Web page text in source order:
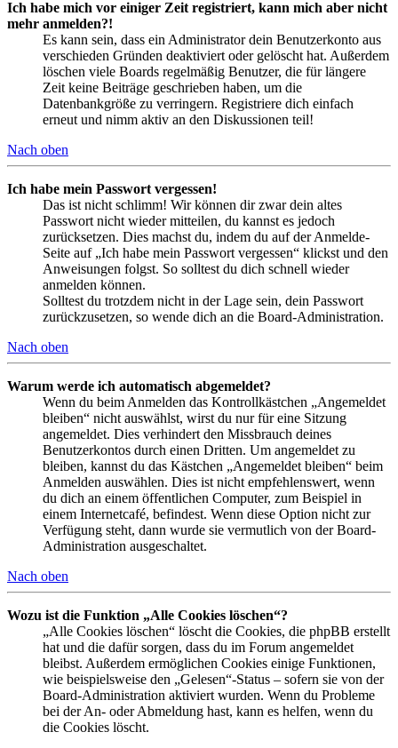
Ich habe mich vor einiger Zeit registriert, kann mich aber nicht
mehr anmelden?!
Es kann sein, dass ein Administrator dein Benutzerkonto aus
verschieden Gründen deaktiviert oder gelöscht hat. Außerdem
löschen viele Boards regelmäßig Benutzer, die für längere
Zeit keine Beiträge geschrieben haben, um die
Datenbankgröße zu verringern. Registriere dich einfach
erneut und nimm aktiv an den Diskussionen teil!
Nach oben
Ich habe mein Passwort vergessen!
Das ist nicht schlimm! Wir können dir zwar dein altes
Passwort nicht wieder mitteilen, du kannst es jedoch
zurücksetzen. Dies machst du, indem du auf der Anmelde-
Seite auf „Ich habe mein Passwort vergessen“ klickst und den
Anweisungen folgst. So solltest du dich schnell wieder
anmelden können.
Solltest du trotzdem nicht in der Lage sein, dein Passwort
zurückzusetzen, so wende dich an die Board-Administration.
Nach oben
Warum werde ich automatisch abgemeldet?
Wenn du beim Anmelden das Kontrollkästchen „Angemeldet
bleiben“ nicht auswählst, wirst du nur für eine Sitzung
angemeldet. Dies verhindert den Missbrauch deines
Benutzerkontos durch einen Dritten. Um angemeldet zu
bleiben, kannst du das Kästchen „Angemeldet bleiben“ beim
Anmelden auswählen. Dies ist nicht empfehlenswert, wenn
du dich an einem öffentlichen Computer, zum Beispiel in
einem Internetcafé, befindest. Wenn diese Option nicht zur
Verfügung steht, dann wurde sie vermutlich von der Board-
Administration ausgeschaltet.
Nach oben
Wozu ist die Funktion „Alle Cookies löschen“?
„Alle Cookies löschen“ löscht die Cookies, die phpBB erstellt
hat und die dafür sorgen, dass du im Forum angemeldet
bleibst. Außerdem ermöglichen Cookies einige Funktionen,
wie beispielsweise den „Gelesen“-Status – sofern sie von der
Board-Administration aktiviert wurden. Wenn du Probleme
bei der An- oder Abmeldung hast, kann es helfen, wenn du
die Cookies löscht.